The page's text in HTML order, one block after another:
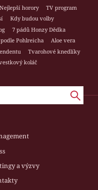
Nejlepší horory
TV program
Kdy budou volby
7 pádů Honzy Dědka
Pohlreicha
Aloe vera
Tvarohové knedlíky
koláč
a výzvy